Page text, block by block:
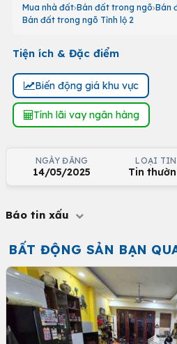
Mua nhà đất Bán đất trong ngõ Bán
Bán đất trong ngõ Tỉnh lộ 2
Tiện ích & Đặc điểm
Biến động giá khu vực
Tính lãi vay ngân hàng
NGÀY ĐĂNG
14/05/2025
LOẠI TIN
Tin
Báo tin xấu
BẤT ĐỘNG SẢN BẠN